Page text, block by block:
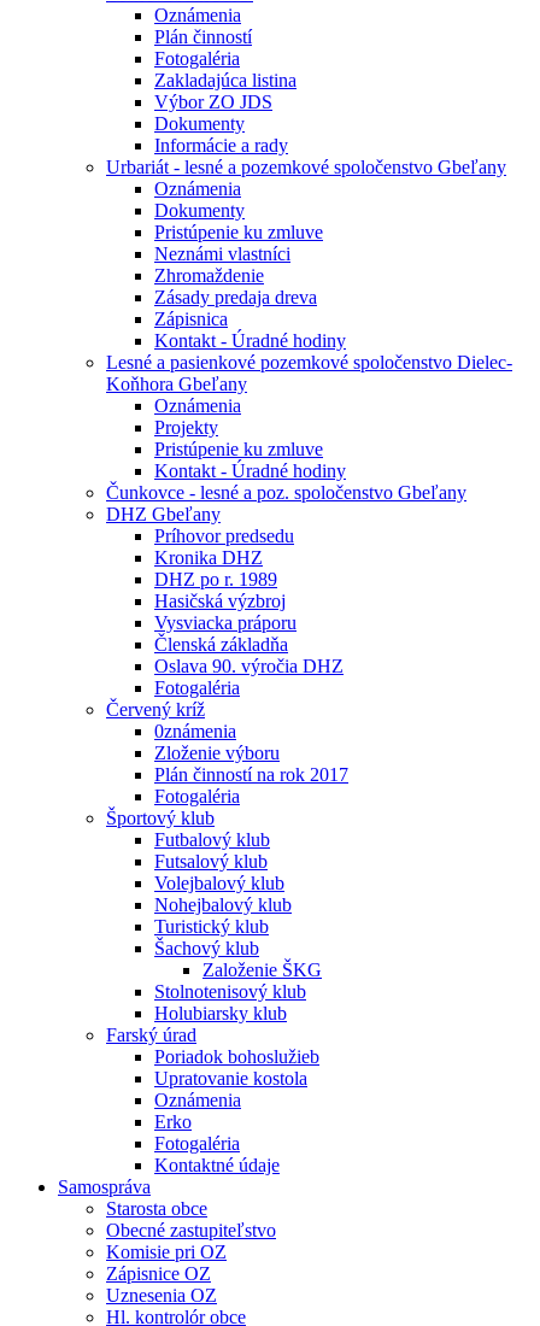
Oznámenia
Plán činností
Fotogaléria
Zakladajúca listina
Výbor ZO JDS
Dokumenty
Informácie a rady
Urbariát - lesné a pozemkové spoločenstvo Gbeľany
Oznámenia
Dokumenty
Pristúpenie ku zmluve
Neznámi vlastníci
Zhromaždenie
Zásady predaja dreva
Zápisnica
Kontakt - Úradné hodiny
Lesné a pasienkové pozemkové spoločenstvo Dielec-
Koňhora Gbeľany
Oznámenia
Projekty
Pristúpenie ku zmluve
Kontakt - Úradné hodiny
Čunkovce - lesné a poz. spoločenstvo Gbeľany
DHZ Gbeľany
Príhovor predsedu
Kronika DHZ
DHZ po r. 1989
Hasičská výzbroj
Vysviacka práporu
Členská základňa
Oslava 90. výročia DHZ
Fotogaléria
Červený kríž
0známenia
Zloženie výboru
Plán činností na rok 2017
Fotogaléria
Športový klub
Futbalový klub
Futsalový klub
Volejbalový klub
Nohejbalový klub
Turistický klub
Šachový klub
Založenie ŠKG
Stolnotenisový klub
Holubiarsky klub
Farský úrad
Poriadok bohoslužieb
Upratovanie kostola
Oznámenia
Erko
Fotogaléria
Kontaktné údaje
Samospráva
Starosta obce
Obecné zastupiteľstvo
Komisie pri OZ
Zápisnice OZ
Uznesenia OZ
Hl. kontrolór obce